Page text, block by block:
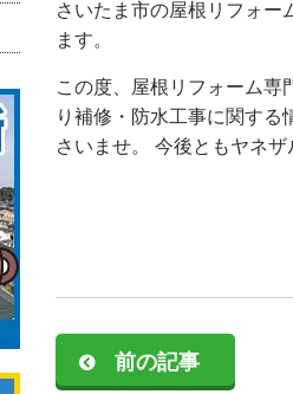
さいたま市の屋根リフォー
ます。
この度、屋根リフォーム専
り補修・防水工事に関す
さいませ。 今後ともヤネザ
前の記事